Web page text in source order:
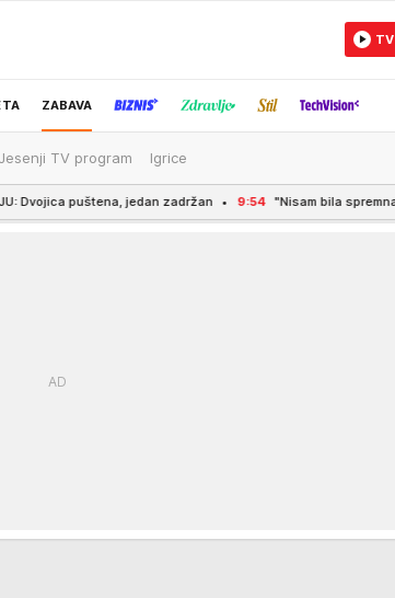
ZABAVA
Jesenji TV program Igrice
jedan zadržan 9:54 "Nisam bila spremna za ovo"